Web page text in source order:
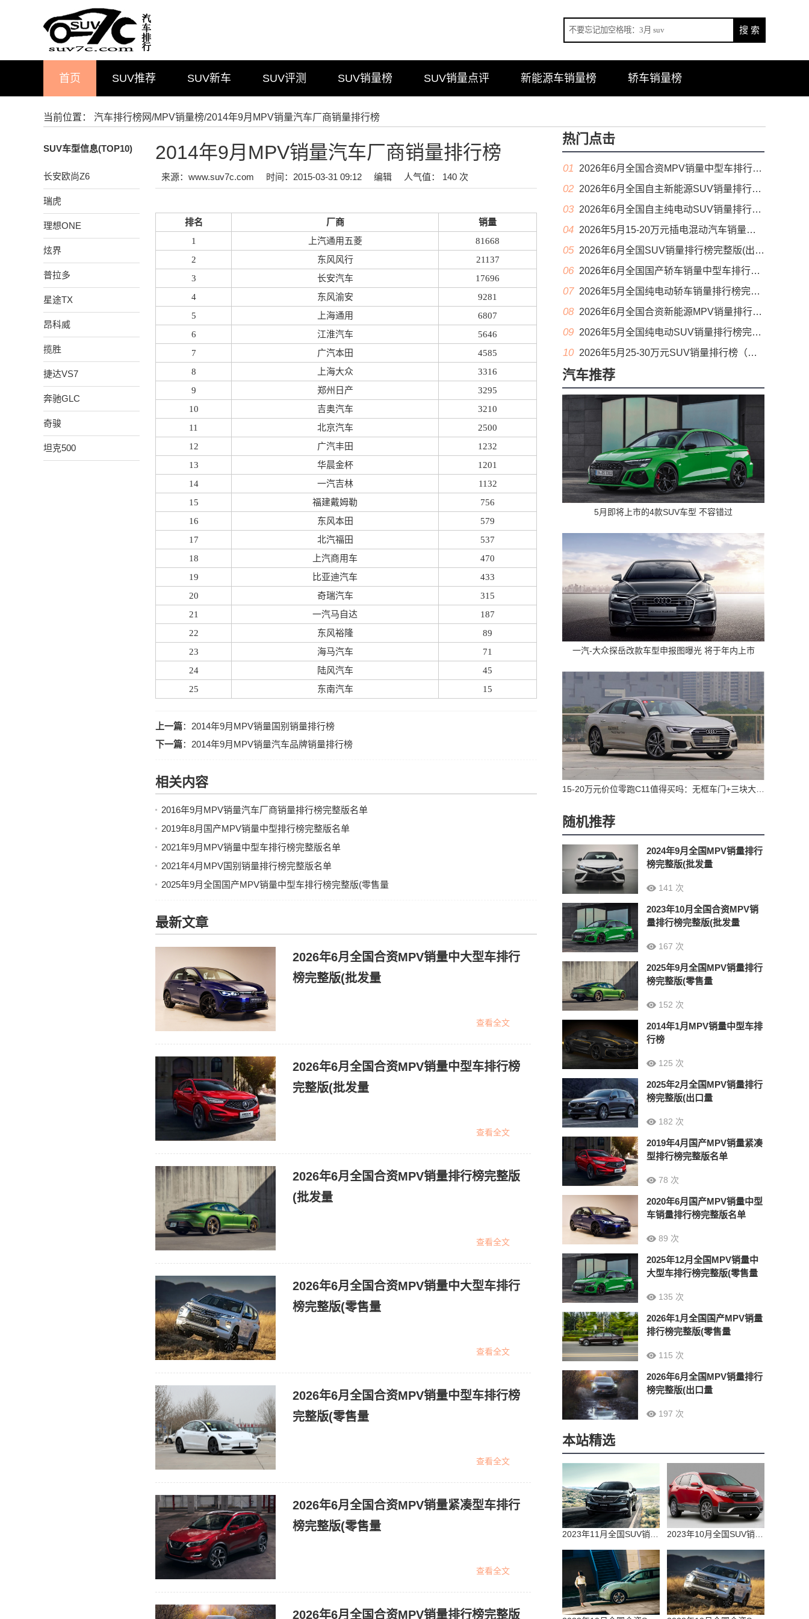
首页 SUV推荐 SUV新车 SUV评测 SUV销量榜 SUV销量点评 新能源车销量榜 轿车销量榜
当前位置： 汽车排行榜网/MPV销量榜/2014年9月MPV销量汽车厂商销量排行榜
SUV车型信息(TOP10)
长安欧尚Z6
瑞虎
理想ONE
炫界
普拉多
星途TX
昂科威
揽胜
捷达VS7
奔驰GLC
奇骏
坦克500
2014年9月MPV销量汽车厂商销量排行榜
来源：www.suv7c.com 时间：2015-03-31 09:12 编辑 人气值： 140 次
排名 厂商
销量
1
上汽通用五菱
81668
2
东风风行
21137
3
长安汽车
17696
4
东风渝安
9281
5
上海通用
6807
6
江淮汽车
5646
7
广汽本田
4585
8
上海大众
3316
9
郑州日产
3295
10
吉奥汽车
3210
11
北京汽车
2500
12
广汽丰田
1232
13
华晨金杯
1201
14
一汽吉林
1132
15
福建戴姆勒
756
16
东风本田
579
17
北汽福田
537
18
上汽商用车
470
19
比亚迪汽车
433
20
奇瑞汽车
315
21
一汽马自达
187
22
东风裕隆
89
23
海马汽车
71
24
陆风汽车
45
25
东南汽车 15
上一篇： 2014年9月MPV销量国别销量排行榜
下一篇： 2014年9月MPV销量汽车品牌销量排行榜
相关内容
2016年9月MPV销量汽车厂商销量排行榜完整版名单
2019年8月国产MPV销量中型排行榜完整版名单
2021年9月MPV销量中型车排行榜完整版名单
2021年4月MPV国别销量排行榜完整版名单
2025年9月全国国产MPV销量中型车排行榜完整版(零售量
最新文章
2026年6月全国合资MPV销量中大型车排行
榜完整版(批发量
查看全文
2026年6月全国合资MPV销量中型车排行榜
完整版(批发量
查看全文
2026年6月全国合资MPV销量排行榜完整版
(批发量
查看全文
2026年6月全国合资MPV销量中大型车排行
榜完整版(零售量
查看全文
2026年6月全国合资MPV销量中型车排行榜
完整版(零售量
查看全文
2026年6月全国合资MPV销量紧凑型车排行
榜完整版(零售量
查看全文
2026年6月全国合资MPV销量排行榜完整版
热门点击
01 2026年6月全国合资MPV销量中型车排行榜完整版(零售量
02 2026年6月全国自主新能源SUV销量排行榜完整版(零售量
03 2026年6月全国自主纯电动SUV销量排行榜完整版(零售量
04 2026年5月15-20万元插电混动汽车销量排行榜（零售量）
05 2026年6月全国SUV销量排行榜完整版(出口量
06 2026年6月全国国产轿车销量中型车排行榜完整版(零售量
07 2026年5月全国纯电动轿车销量排行榜完整版(批发量
08 2026年6月全国合资新能源MPV销量排行榜完整版(零售量
09 2026年5月全国纯电动SUV销量排行榜完整版(零售量
10 2026年5月25-30万元SUV销量排行榜（零售量）
汽车推荐
5月即将上市的4款SUV车型 不容错过
一汽-大众探岳改款车型申报图曝光 将于年内上市
随机推荐
2024年9月全国MPV销量排行
榜完整版(批发量
141 次
2023年10月全国合资MPV销
量排行榜完整版(批发量
167 次
2025年9月全国MPV销量排行
榜完整版(零售量
152 次
2014年1月MPV销量中型车排
行榜
125 次
2025年2月全国MPV销量排行
榜完整版(出口量
182 次
2019年4月国产MPV销量紧凑
型排行榜完整版名单
78 次
2020年6月国产MPV销量中型
车销量排行榜完整版名单
89 次
2025年12月全国MPV销量中
大型车排行榜完整版(零售量
135 次
2026年1月全国国产MPV销量
排行榜完整版(零售量
115 次
2026年6月全国MPV销量排行
榜完整版(出口量
197 次
本站精选